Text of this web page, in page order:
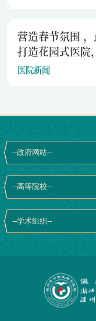
营造春节氛围
打造花园式医院
医院新闻